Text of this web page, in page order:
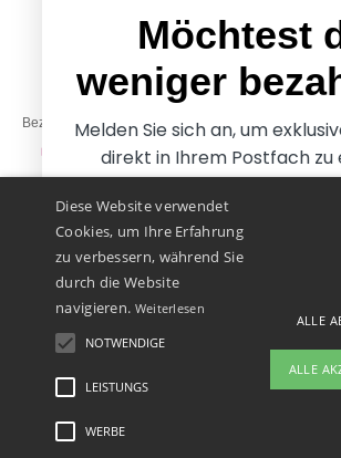
Freitag:
Bezahlung mit
Unsere Paketzusteller
Rechtliche Hinweise
Diese Website verwendet
Cookies, um Ihre Erfahrung
zu verbessern, während Sie
durch die Website
navigieren. Weiterlesen
NOTWENDIGE
LEISTUNGS
WERBE
ALLE
ALLE
Möchtest
weniger
Melden Sie sich an, um
direkt in Ihrem Postfach zu
Ja, ich möchte
bezahlen
Nein danke, ich möchte mehr